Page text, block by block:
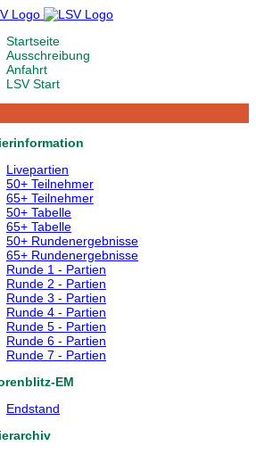
Startseite
Ausschreibung
Anfahrt
LSV Start
Livepartien
50+ Teilnehmer
65+ Teilnehmer
50+ Tabelle
65+ Tabelle
50+ Rundenergebnisse
65+ Rundenergebnisse
Runde 1 - Partien
Runde 2 - Partien
Runde 3 - Partien
Runde 4 - Partien
Runde 5 - Partien
Runde 6 - Partien
Runde 7 - Partien
EM
Endstand